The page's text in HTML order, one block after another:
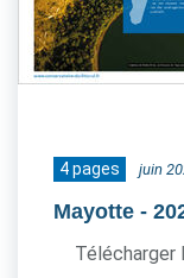
4 pages juin
Mayotte -
Télécharger